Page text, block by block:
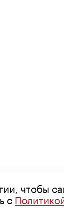
чтобы
с